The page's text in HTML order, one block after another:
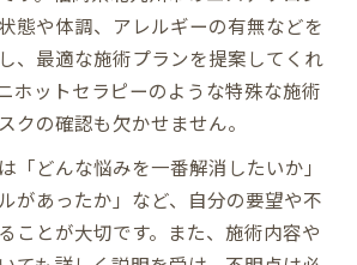
態や体調、アレルギーの有無などを
、最適な施術プランを提案してくれ
ホットセラピーのような特殊な施術
クの確認も欠かせません。
「どんな悩みを一番解消したいか」
があったか」など、自分の要望や不
ことが大切です。また、施術内容や